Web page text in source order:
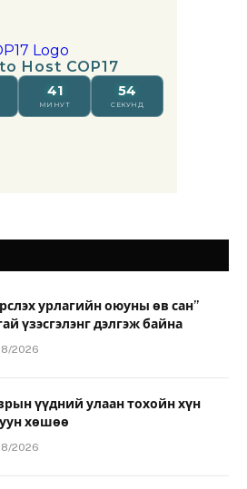
урлагийн оюуны өв сан”
үзэсгэлэнг дэлгэж байна
2026
үүдний улаан тохойн хүн
хөшөө
2026